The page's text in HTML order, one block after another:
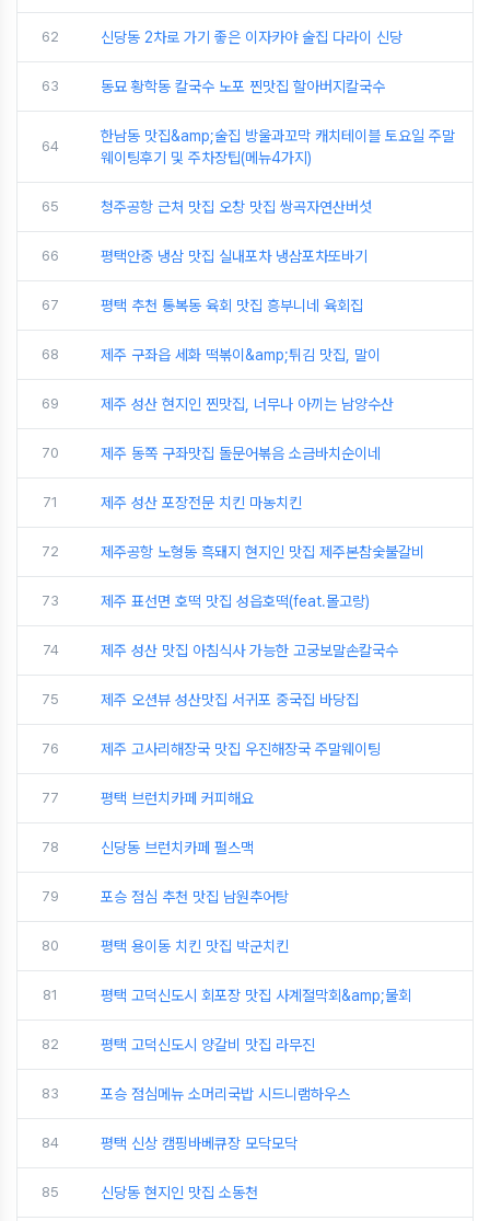
62 신당동 2차로 가기 좋은 이자카야 술집 다라이 신당
63 동묘 황학동 칼국수 노포 찐맛집 할아버지칼국수
64
한남동 맛집&amp;술집 방울과꼬막 캐치테이블 토요일 주말
웨이팅후기 및 주차장팁(메뉴4가지)
65 청주공항 근처 맛집 오창 맛집 쌍곡자연산버섯
66 평택안중 냉삼 맛집 실내포차 냉삼포차또바기
67 평택 추천 통복동 육회 맛집 흥부니네 육회집
68 제주 구좌읍 세화 떡볶이&amp;튀김 맛집, 말이
69 제주 성산 현지인 찐맛집, 너무나 아끼는 남양수산
70 제주 동쪽 구좌맛집 돌문어볶음 소금바치순이네
71 제주 성산 포장전문 치킨 마농치킨
72 제주공항 노형동 흑돼지 현지인 맛집 제주본참숯불갈비
73 제주 표선면 호떡 맛집 성읍호떡(feat.몰고랑)
74 제주 성산 맛집 아침식사 가능한 고궁보말손칼국수
75 제주 오션뷰 성산맛집 서귀포 중국집 바당집
76 제주 고사리해장국 맛집 우진해장국 주말웨이팅
77 평택 브런치카페 커피해요
78 신당동 브런치카페 펄스맥
79 포승 점심 추천 맛집 남원추어탕
80 평택 용이동 치킨 맛집 박군치킨
81 평택 고덕신도시 회포장 맛집 사계절막회&amp;물회
82 평택 고덕신도시 양갈비 맛집 라무진
83 포승 점심메뉴 소머리국밥 시드니램하우스
84 평택 신상 캠핑바베큐장 모닥모닥
85 신당동 현지인 맛집 소동천